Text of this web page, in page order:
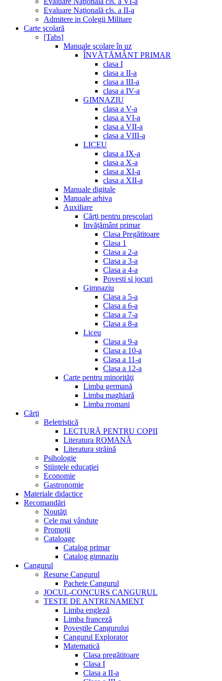
Evaluare Naţională cls. a II-a
Admitere in Colegii Militare
Carte şcolară
[Tabs]
Manuale şcolare în uz
ÎNVĂȚĂMÂNT PRIMAR
clasa I
clasa a II-a
clasa a III-a
clasa a IV-a
GIMNAZIU
clasa a V-a
clasa a VI-a
clasa a VII-a
clasa a VIII-a
LICEU
clasa a IX-a
clasa a X-a
clasa a XI-a
clasa a XII-a
Manuale digitale
Manuale arhiva
Auxiliare
Cărţi pentru preşcolari
Invățământ primar
Clasa Pregătitoare
Clasa 1
Clasa a 2-a
Clasa a 3-a
Clasa a 4-a
Povesti si jocuri
Gimnaziu
Clasa a 5-a
Clasa a 6-a
Clasa a 7-a
Clasa a 8-a
Liceu
Clasa a 9-a
Clasa a 10-a
Clasa a 11-a
Clasa a 12-a
Carte pentru minorităţi
Limba germană
Limba maghiară
Limba rromani
Cărţi
Beletristică
LECTURĂ PENTRU COPII
Literatura ROMANĂ
Literatura străină
Psihologie
Ştiinţele educaţiei
Economie
Gastronomie
Materiale didactice
Recomandări
Noutăţi
Cele mai vândute
Promoții
Cataloage
Catalog primar
Catalog gimnaziu
Cangurul
Resurse Cangurul
Pachete Cangurul
JOCUL-CONCURS CANGURUL
TESTE DE ANTRENAMENT
Limba engleză
Limba franceză
Poveștile Cangurului
Cangurul Explorator
Matematică
Clasa pregătitoare
Clasa I
Clasa a II-a